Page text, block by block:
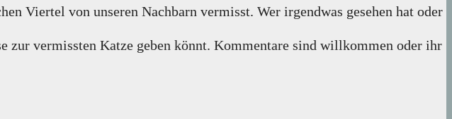
Viertel von unseren Nachbarn vermisst. Wer irgendwas gesehen hat oder
vermissten Katze geben könnt. Kommentare sind willkommen oder ihr